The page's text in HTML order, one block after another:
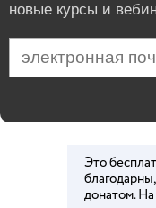
новые курсы и
Это
донатом.